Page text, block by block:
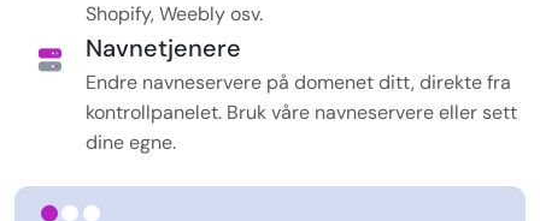
Shopify, Weebly osv.
Navnetjenere
Endre navneservere på domenet ditt, direkte fra
kontrollpanelet. Bruk våre navneservere eller sett
dine egne.